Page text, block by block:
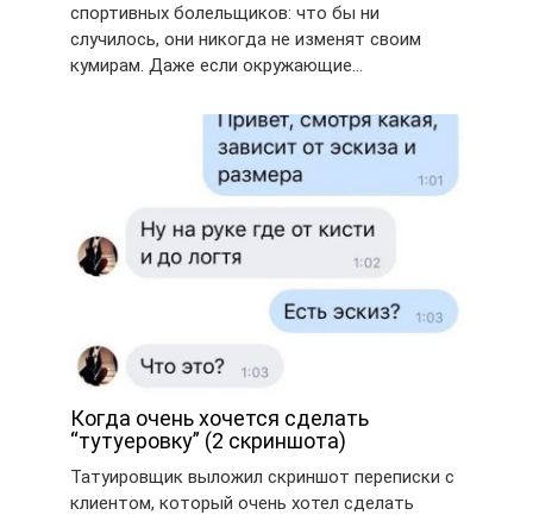
спортивных болельщиков: что бы ни
случилось, они никогда не изменят своим
кумирам. Даже если окружающие…
Когда очень хочется сделать
“тутуеровку” (2 скриншота)
Татуировщик выложил скриншот переписки с
клиентом, который очень хотел сделать